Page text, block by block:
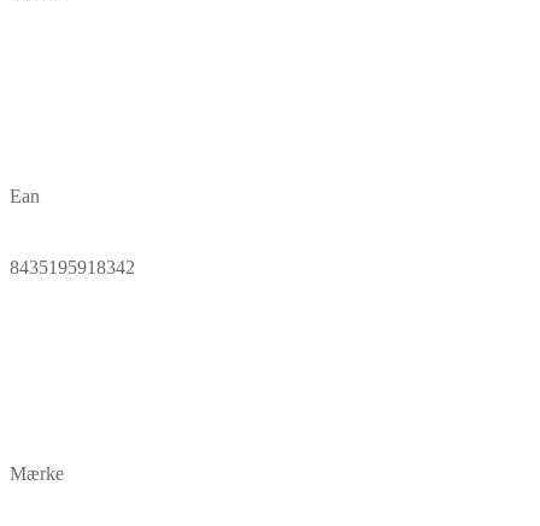
Ean
8435195918342
Mærke